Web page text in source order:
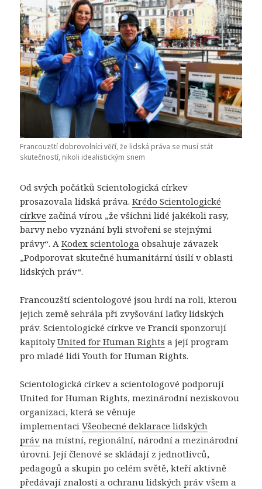
Francouzští dobrovolníci věří, že lidská práva se musí stát
skutečností, nikoli idealistickým snem
Od svých počátků Scientologická církev
prosazovala lidská práva.Krédo Scientologické
církve začíná vírou „že všichni lidé jakékoli rasy,
barvy nebo vyznání byli stvořeni se stejnými
právy“. AKodex scientologa obsahuje závazek
„Podporovat skutečné humanitární úsilí v oblasti
lidských práv“.
Francouzští scientologové jsou hrdí na roli, kterou
jejich země sehrála při zvyšování laťky lidských
práv. Scientologické církve ve Francii sponzorují
kapitolyUnited for Human Rights a její program
pro mladé lidi Youth for Human Rights.
Scientologická církev a scientologové podporují
United for Human Rights, mezinárodní neziskovou
organizaci, která se věnuje
implementaciVšeobecné deklarace lidských
práv na místní, regionální, národní a mezinárodní
úrovni. Její členové se skládají z jednotlivců,
pedagogů a skupin po celém světě, kteří aktivně
předávají znalosti a ochranu lidských práv všem a